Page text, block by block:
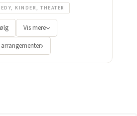
KINDER, THEATER
Vis mere
arrangementer